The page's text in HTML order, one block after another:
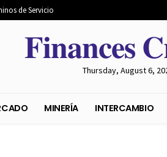
de Servicio
𝐅𝐢𝐧𝐚𝐧𝐜𝐞𝐬
Thursday, August 6,